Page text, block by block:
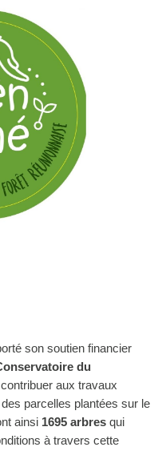
son soutien financier
du
aux travaux
des parcelles plantées sur le
ainsi 1695 arbres qui
à travers cette